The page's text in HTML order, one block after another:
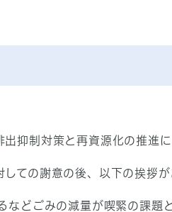
抑制対策と再資源化の推進に
ての謝意の後、以下の挨拶が
どごみの減量が喫緊の課題